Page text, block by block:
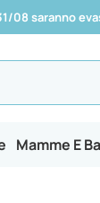
08 saranno
Mamme E